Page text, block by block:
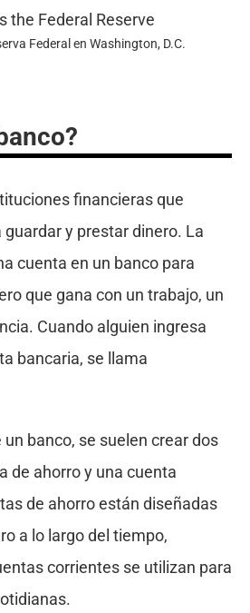
Federal en Washington, D.C.
financieras que
y prestar dinero. La
cuenta en un banco para
que gana con un trabajo, un
Cuando alguien ingresa
bancaria, se llama
banco, se suelen crear dos
de ahorro y una cuenta
de ahorro están diseñadas
a lo largo del tiempo,
corrientes se utilizan para